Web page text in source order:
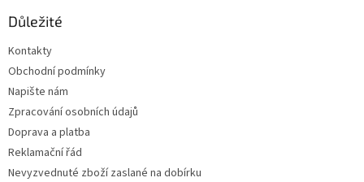
s
Důležité
Kontakty
Obchodní podmínky
Napište nám
Zpracování osobních údajů
Doprava a platba
Reklamační řád
Nevyzvednuté zboží zaslané na dobírku